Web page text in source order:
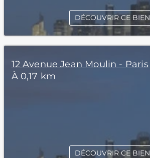
DÉCOUVRIR CE BIEN
12 Avenue Jean Moulin - Paris
À 0,17 km
DÉCOUVRIR CE BIEN